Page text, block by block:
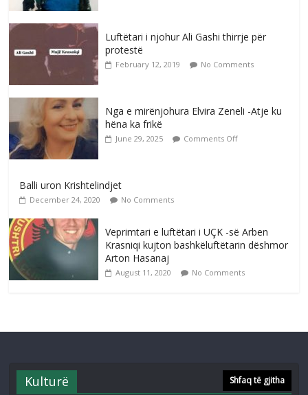
Luftëtari i njohur Ali Gashi thirrje për
protestë
February 12, 2019 No Comments
Nga e mirënjohura Elvira Zeneli -Atje ku
hëna ka frikë
June 29, 2025 Comments Off
Balli uron Krishtelindjet
December 24, 2020 No Comments
Veprimtari e luftëtari i UÇK -së Arben
Krasniqi kujton bashkëluftëtarin dëshmor
Arton Hasanaj
August 11, 2020 No Comments
Kulturë Shfaq të gjitha